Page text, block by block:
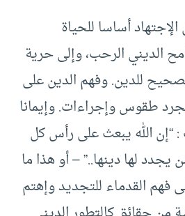
أساسا للحياة
الديني الرحب، وإلى حرية
للدين. وفهم الدين على
طقوس وإجراءات. وإيمانا
“إن الله يبعث على رأس كل
يجدد لها دينها..” – أو هذا ما
فهم القدماء للتجديد وإهتم